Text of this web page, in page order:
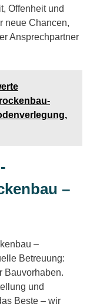
Offenheit und
neue Chancen,
Ansprechpartner
–
–
Betreuung:
Bauvorhaben.
und
Beste – wir